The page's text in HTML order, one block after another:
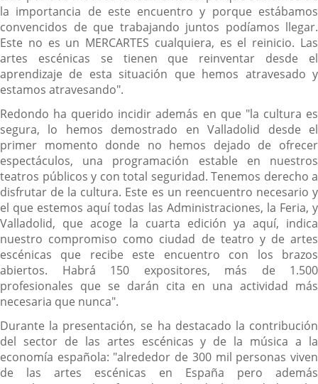
la importancia de este encuentro y porque estábamos
convencidos de que trabajando juntos podíamos llegar.
Este no es un MERCARTES cualquiera, es el reinicio. Las
artes escénicas se tienen que reinventar desde el
aprendizaje de esta situación que hemos atravesado y
estamos atravesando".
Redondo ha querido incidir además en que "la cultura es
segura, lo hemos demostrado en Valladolid desde el
primer momento donde no hemos dejado de ofrecer
espectáculos, una programación estable en nuestros
teatros públicos y con total seguridad. Tenemos derecho a
disfrutar de la cultura. Este es un reencuentro necesario y
el que estemos aquí todas las Administraciones, la Feria, y
Valladolid, que acoge la cuarta edición ya aquí, indica
nuestro compromiso como ciudad de teatro y de artes
escénicas que recibe este encuentro con los brazos
abiertos. Habrá 150 expositores, más de 1.500
profesionales que se darán cita en una actividad más
necesaria que nunca".
Durante la presentación, se ha destacado la contribución
del sector de las artes escénicas y de la música a la
economía española: "alrededor de 300 mil personas viven
de las artes escénicas en España pero además